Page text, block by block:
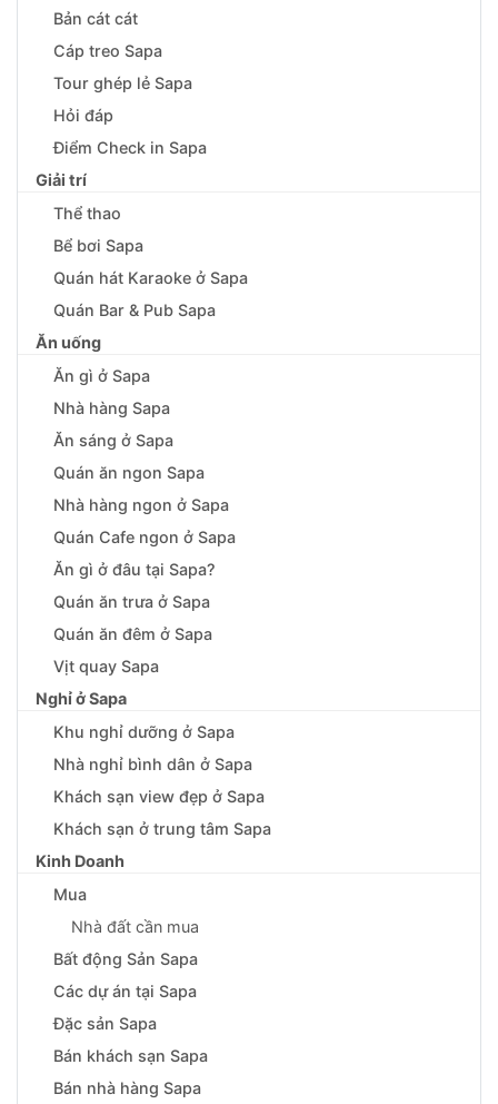
Bản cát cát
Cáp treo Sapa
Tour ghép lẻ Sapa
Hỏi đáp
Điểm Check in Sapa
Giải trí
Thể thao
Bể bơi Sapa
Quán hát Karaoke ở Sapa
Quán Bar & Pub Sapa
Ăn uống
Ăn gì ở Sapa
Nhà hàng Sapa
Ăn sáng ở Sapa
Quán ăn ngon Sapa
Nhà hàng ngon ở Sapa
Quán Cafe ngon ở Sapa
Ăn gì ở đâu tại Sapa?
Quán ăn trưa ở Sapa
Quán ăn đêm ở Sapa
Vịt quay Sapa
Nghỉ ở Sapa
Khu nghỉ dưỡng ở Sapa
Nhà nghỉ bình dân ở Sapa
Khách sạn view đẹp ở Sapa
Khách sạn ở trung tâm Sapa
Kinh Doanh
Mua
Nhà đất cần mua
Bất động Sản Sapa
Các dự án tại Sapa
Đặc sản Sapa
Bán khách sạn Sapa
Bán nhà hàng Sapa